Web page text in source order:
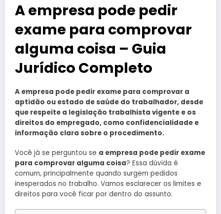
A empresa pode pedir
exame para comprovar
alguma coisa – Guia
Jurídico Completo
A empresa pode pedir exame para comprovar a
aptidão ou estado de saúde do trabalhador, desde
que respeite a legislação trabalhista vigente e os
direitos do empregado, como confidencialidade e
informação clara sobre o procedimento.
Você já se perguntou se a empresa pode pedir exame
para comprovar alguma coisa? Essa dúvida é
comum, principalmente quando surgem pedidos
inesperados no trabalho. Vamos esclarecer os limites e
direitos para você ficar por dentro do assunto.